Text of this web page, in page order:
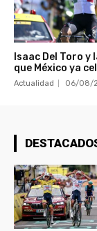
Isaac Del Toro y
que México ya
Actualidad 06/08/